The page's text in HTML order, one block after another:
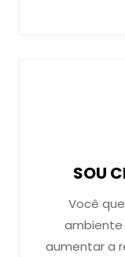
SOU
Você
ambiente
aumentar a